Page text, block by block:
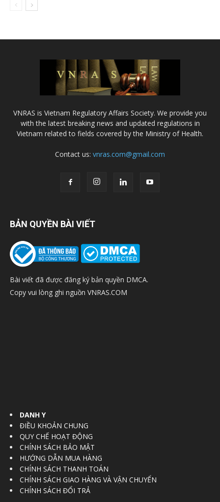
VNRAS is Vietnam Regulatory Affairs Society. We provide you
with the latest breaking news and updated regulations in
Vietnam related to fields covered by the Ministry of Health.
Contact us: vnras.com@gmail.com
BẢN QUYỀN BÀI VIẾT
Bài viết đã được đăng ký bản quyền DMCA.
Copy vui lòng ghi nguồn VNRAS.COM
DANH Y
ĐIỀU KHOẢN CHUNG
QUY CHẾ HOẠT ĐỘNG
CHÍNH SÁCH BẢO MẬT
HƯỚNG DẪN MUA HÀNG
CHÍNH SÁCH THANH TOÁN
CHÍNH SÁCH GIAO HÀNG VÀ VẬN CHUYỂN
CHÍNH SÁCH ĐỔI TRẢ